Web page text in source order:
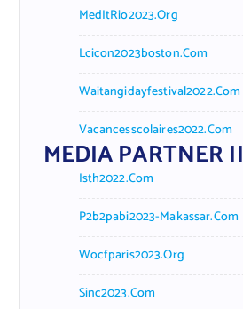
MedItRio2023.org
Lcicon2023boston.com
Waitangidayfestival2022.com
Vacancesscolaires2022.com
MEDIA PARTNER II
Isth2022.com
P2b2pabi2023-Makassar.com
Wocfparis2023.org
Sinc2023.com